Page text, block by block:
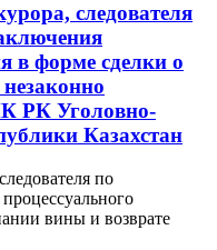
следователя
в форме сделки о
РК Уголовно-
Казахстан
по
вины и возврате